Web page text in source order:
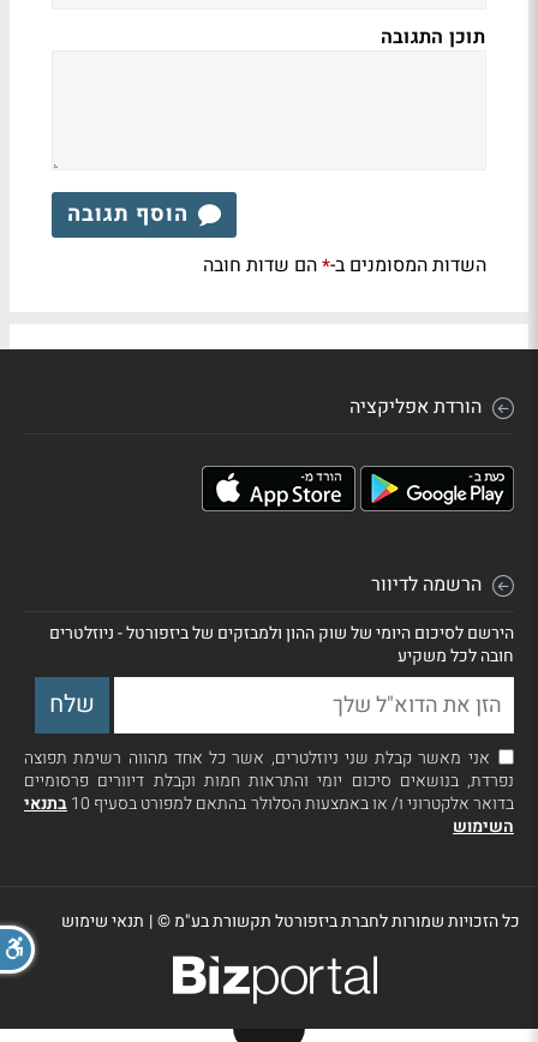
תוכן התגובה
הוסף תגובה
השדות המסומנים ב-*הם שדות חובה
הורדת אפליקציה
הרשמה לדיוור
הירשם לסיכום היומי של שוק ההון ולמבזקים של ביזפורטל - ניוזלטרים
חובה לכל משקיע
אני מאשר קבלת שני ניוזלטרים, אשר כל אחד מהווה רשימת תפוצה
נפרדת, בנושאים סיכום יומי והתראות חמות וקבלת דיוורים פרסומיים
בדואר אלקטרוני ו/ או באמצעות הסלולר בהתאם למפורט בסעיף 10
בתנאי
השימוש
כל הזכויות שמורות לחברת ביזפורטל תקשורת בע"מ ©| תנאי שימוש